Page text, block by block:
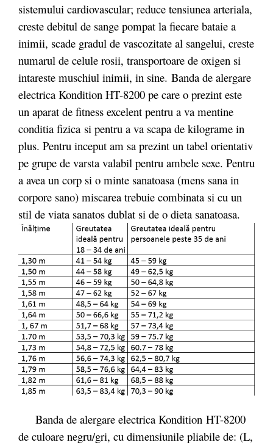
sistemului cardiovascular; reduce tensiunea arteriala,
creste debitul de sange pompat la fiecare bataie a
inimii, scade gradul de vascozitate al sangelui, creste
numarul de celule rosii, transportoare de oxigen si
intareste muschiul inimii, in sine. Banda de alergare
electrica Kondition HT-8200 pe care o prezint este
un aparat de fitness excelent pentru a va mentine
conditia fizica si pentru a va scapa de kilograme in
plus. Pentru inceput am sa prezint un tabel orientativ
pe grupe de varsta valabil pentru ambele sexe. Pentru
a avea un corp si o minte sanatoasa (mens sana in
corpore sano) miscarea trebuie combinata si cu un
stil de viata sanatos dublat si de o dieta sanatoasa.
Banda de alergare electrica Kondition HT-8200
de culoare negru/gri, cu dimensiunile pliabile de: (L,